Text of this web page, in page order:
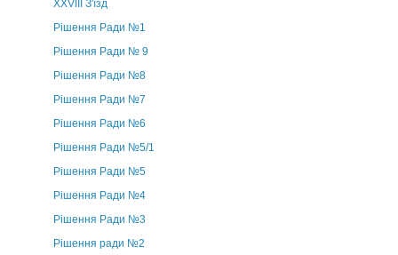
XXVIII З'їзд
Рішення Ради №1
Рішення Ради № 9
Рішення Ради №8
Рішення Ради №7
Рішення Ради №6
Рішення Ради №5/1
Рішення Ради №5
Рішення Ради №4
Рішення Ради №3
Рішення ради №2